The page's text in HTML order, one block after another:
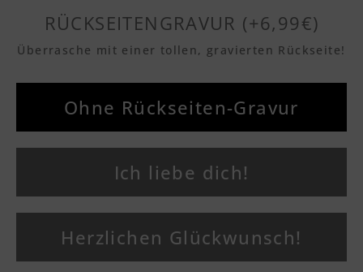
RÜCKSEITENGRAVUR (+6,99€)
Überrasche mit einer tollen, gravierten Rückseite!
Ohne Rückseiten-Gravur
Ich liebe dich!
Herzlichen Glückwunsch!